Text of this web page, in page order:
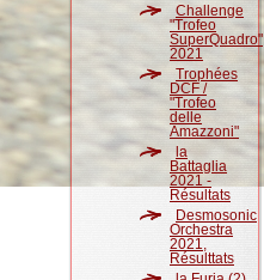
Challenge
"Trofeo
SuperQuadro"
2021
Trophées
DCF /
"Trofeo
delle
Amazzoni"
la
Battaglia
2021 -
Résultats
Desmosonic
Orchestra
2021,
Résulttats